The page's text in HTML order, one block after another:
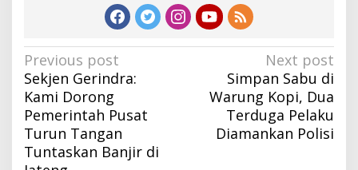
Post
navigation
Previous post
Sekjen Gerindra:
Kami Dorong
Pemerintah Pusat
Turun Tangan
Tuntaskan Banjir di
Next post
Simpan Sabu di
Warung Kopi, Dua
Terduga Pelaku
Diamankan Polisi